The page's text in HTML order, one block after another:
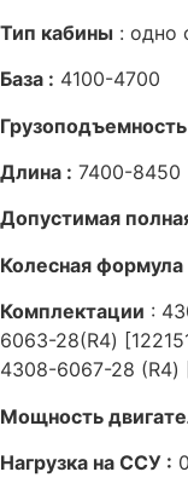
Тип кабины : одно
База : 4100-4700
Длина : 7400-8450
Допустимая
Колесная формула
Комплектации :
6063-28(R4)
4308-6067-28 (R4)
Мощность
Нагрузка на ССУ :